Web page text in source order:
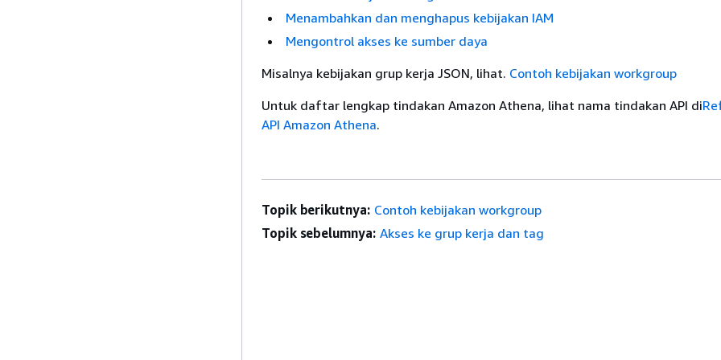
Menambahkan dan menghapus kebijakan IAM
Mengontrol akses ke sumber daya
Misalnya kebijakan grup kerja JSON, lihat. Contoh kebijakan workgroup
Untuk daftar lengkap tindakan Amazon Athena, lihat nama tindakan API di
API Amazon Athena.
Topik berikutnya: Contoh kebijakan workgroup
Topik sebelumnya: Akses ke grup kerja dan tag